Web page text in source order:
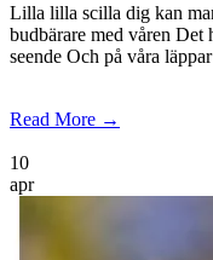
Lilla lilla scilla dig kan
budbärare med våren
seende Och på våra
Read More →
10
apr